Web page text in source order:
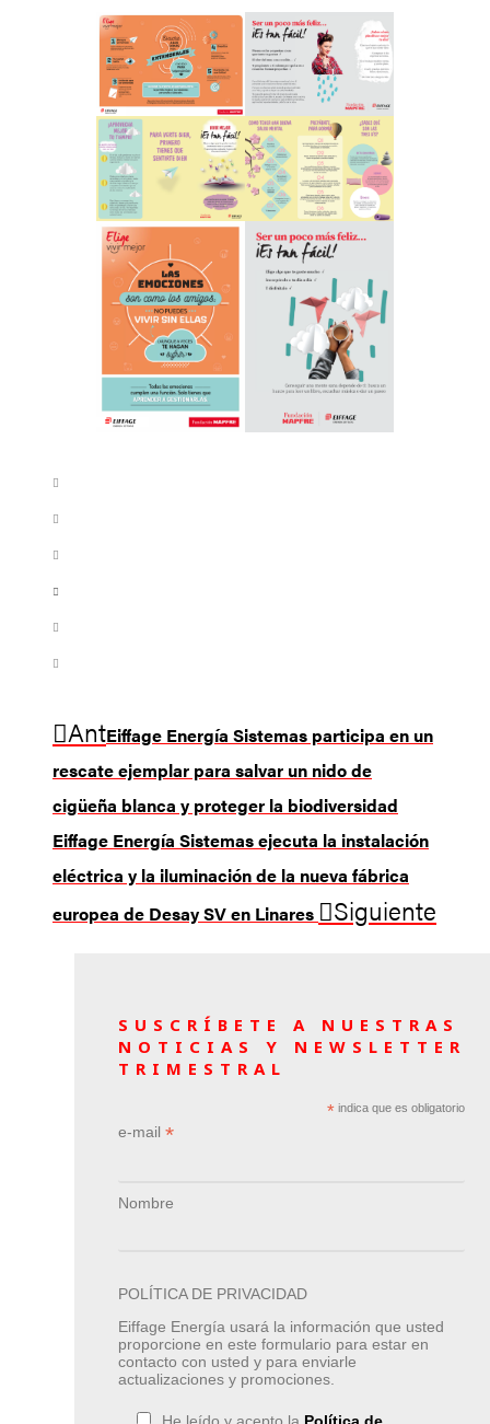
AntEiffage Energía Sistemas participa en un
rescate ejemplar para salvar un nido de
cigüeña blanca y proteger la biodiversidad
Eiffage Energía Sistemas ejecuta la instalación
eléctrica y la iluminación de la nueva fábrica
europea de Desay SV en Linares
Siguiente
SUSCRÍBETE A NUESTRAS
NOTICIAS Y NEWSLETTER
TRIMESTRAL
*indica que es obligatorio
e-mail *
Nombre
POLÍTICA DE PRIVACIDAD
Eiffage Energía usará la información que usted
proporcione en este formulario para estar en
contacto con usted y para enviarle
actualizaciones y promociones.